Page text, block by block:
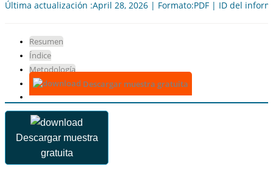
Última actualización :April 28, 2026 | Formato:PDF | ID del
Resumen
Índice
Metodología
Descargar muestra gratuita
Descargar muestra
gratuita